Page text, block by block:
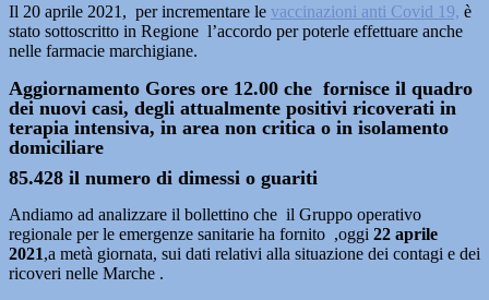
Il 20 aprile 2021, per incrementare le vaccinazioni anti Covid 19, è
stato sottoscritto in Regione l’accordo per poterle effettuare anche
nelle farmacie marchigiane.
Aggiornamento Gores ore 12.00 che fornisce il quadro
dei nuovi casi, degli attualmente positivi ricoverati in
terapia intensiva, in area non critica o in isolamento
domiciliare
85.428 il numero di dimessi o guariti
Andiamo ad analizzare il bollettino che il Gruppo operativo
regionale per le emergenze sanitarie ha fornito ,oggi 22 aprile
2021,a metà giornata, sui dati relativi alla situazione dei contagi e dei
ricoveri nelle Marche .